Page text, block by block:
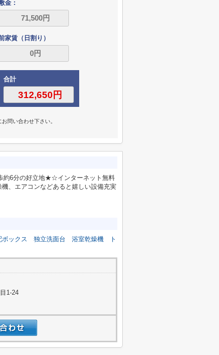
金：
家賃（日割り）
合計
問い合わせ下さい。
約6分の好立地★☆インターネット無料
、エアコンなどあると嬉しい設備充実
ボックス 独立洗面台 浴室乾燥機 ト
1-24